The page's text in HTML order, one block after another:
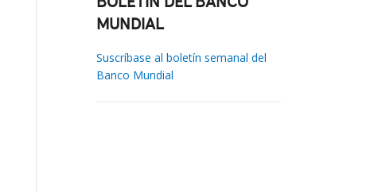
BOLETÍN DEL BANCO
MUNDIAL
Suscríbase al boletín semanal del
Banco Mundial